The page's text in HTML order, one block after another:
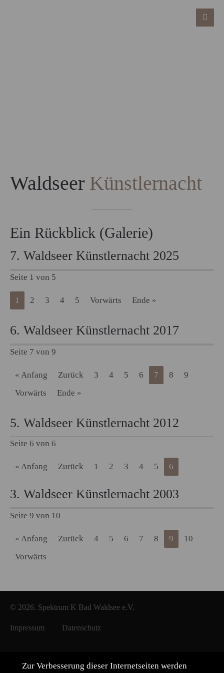
Waldseer Künstlernacht
Ein Rückblick (Galerie)
7. Waldseer Künstlernacht 2025
Seite 1 von 5
1 2 3 4 5 Vorwärts Ende »
6. Waldseer Künstlernacht 2017
Seite 7 von 9
« Anfang Zurück 3 4 5 6 7 8
9
Vorwärts
Ende »
5. Waldseer Künstlernacht 2012
Seite 6 von 6
« Anfang Zurück 1 2 3 4 5 6
3. Waldseer Künstlernacht 2003
Seite 9 von 10
« Anfang Zurück 4 5 6 7 8 9
10
Vorwärts
© 2026. Spektrum K Bad Waldsee e.V.
Impressum Datenschutz
Zur Verbesserung dieser Internetseiten werden